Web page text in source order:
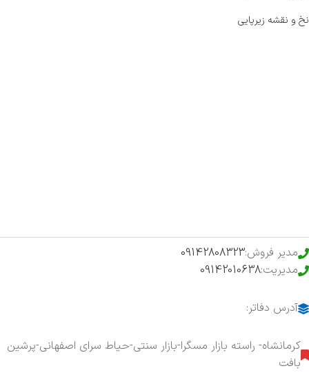
نخ و نقشه زیرپایی
مدیر فروش:09142808323
مدیریت:09142010638
آدرس دفاتر:
کرمانشاه- راسته بازار مسگرا-بازار سنتی-حیاط سرای اصفهانی-پرشین
بافت